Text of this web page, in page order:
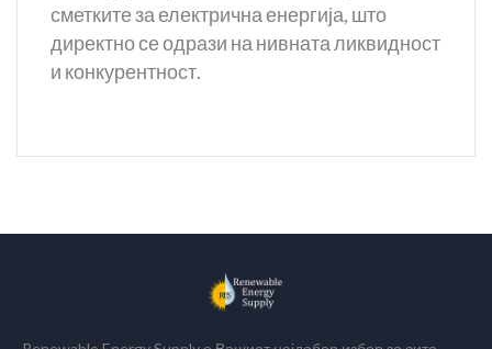
сметките за електрична енергија, што
директно се одрази на нивната ликвидност
и конкурентност.